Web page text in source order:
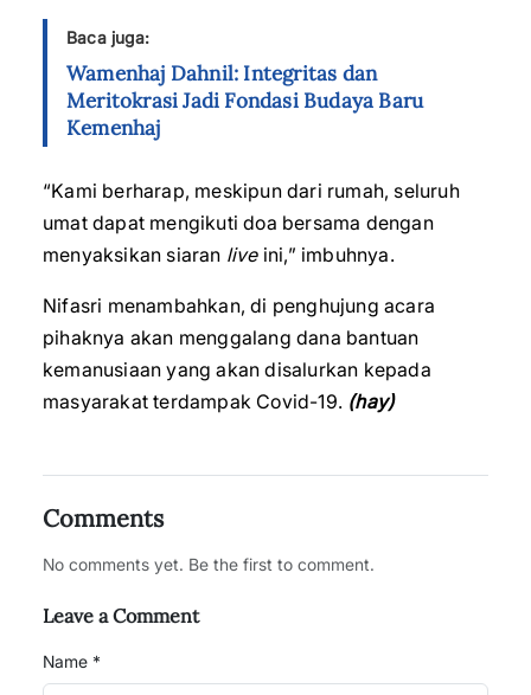
Baca juga:
Wamenhaj Dahnil: Integritas dan
Meritokrasi Jadi Fondasi Budaya Baru
Kemenhaj
“Kami berharap, meskipun dari rumah, seluruh
umat dapat mengikuti doa bersama dengan
menyaksikan siaran liveini,” imbuhnya.
Nifasri menambahkan, di penghujung acara
pihaknya akan menggalang dana bantuan
kemanusiaan yang akan disalurkan kepada
masyarakat terdampak Covid-19. (hay)
Comments
No comments yet. Be the first to comment.
Leave a Comment
Name *